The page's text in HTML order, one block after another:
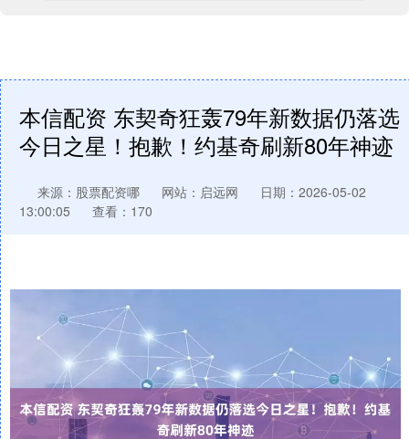
本信配资 东契奇狂轰79年新数据仍落选
今日之星！抱歉！约基奇刷新80年神迹
来源：股票配资哪 网站：启远网
日期：2026-05-02
13:00:05
查看：170